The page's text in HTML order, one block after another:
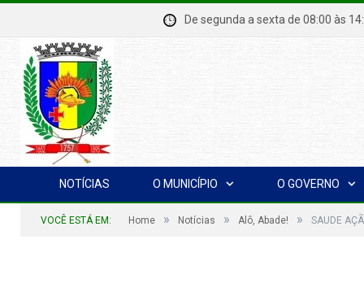
De segunda a sexta de 08:00
NOTÍCIAS O MUNICÍPIO O GOVERNO
VOCÊ ESTÁ EM: Home » Notícias » Alô, Abade! » SAUDE